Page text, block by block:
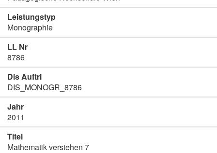
Leistungstyp
Monographie
LL Nr
8786
Dis Auftri
DIS_MONOGR_8786
Jahr
2011
Titel
Mathematik verstehen 7